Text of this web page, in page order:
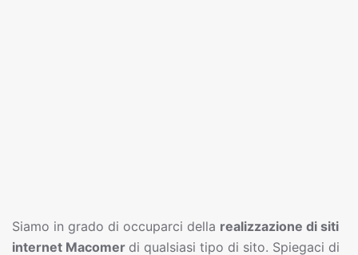
Siamo in grado di occuparci della realizzazione di siti
internet Macomer di qualsiasi tipo di sito. Spiegaci di